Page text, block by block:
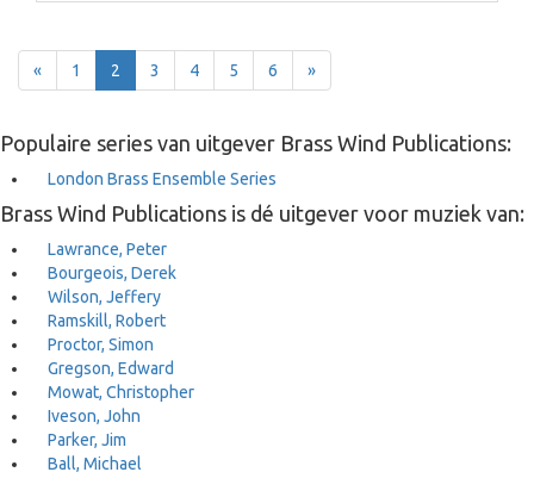
«Terug1 2 3 4 5 6 »Voor
Populaire series van uitgever Brass Wind Publications:
London Brass Ensemble Series
Brass Wind Publications is dé uitgever voor muziek van:
Lawrance, Peter
Bourgeois, Derek
Wilson, Jeffery
Ramskill, Robert
Proctor, Simon
Gregson, Edward
Mowat, Christopher
Iveson, John
Parker, Jim
Ball, Michael